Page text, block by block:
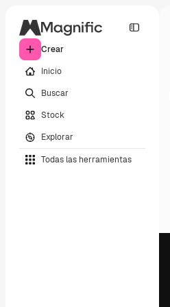
Crear
Inicio
Buscar
Stock
Explorar
Todas las herramientas